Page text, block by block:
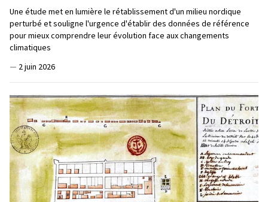
Une étude met en lumière le rétablissement d'un milieu nordique
perturbé et souligne l'urgence d'établir des données de référence
pour mieux comprendre leur évolution face aux changements
climatiques
— 2 juin 2026